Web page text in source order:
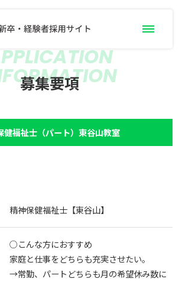
募集要項一覧
新卒採用案内
採用エントリー
オンライン説明会
募集要項
健福祉士（パート）東谷山教室
精神保健福祉士【東谷山】
○こんな方におすすめ
家庭と仕事をどちらも充実させたい。
→常勤、パートどちらも月の希望休み数に